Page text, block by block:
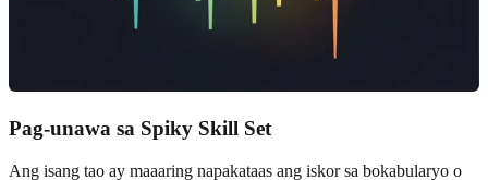
Pag-unawa sa Spiky Skill Set
Ang isang tao ay maaaring napakataas ang iskor sa bokabularyo o